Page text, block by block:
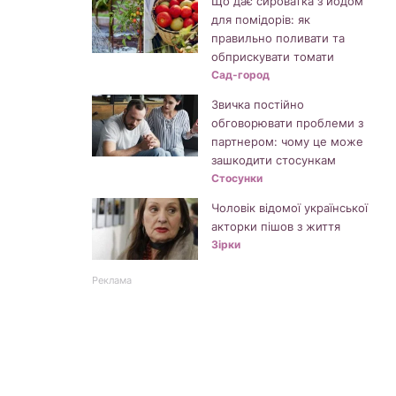
для помідорів: як
правильно поливати та
обприскувати томати
Сад-город
Звичка постійно
обговорювати проблеми з
партнером: чому це може
зашкодити стосункам
Стосунки
Чоловік відомої української
акторки пішов з життя
Зірки
Реклама